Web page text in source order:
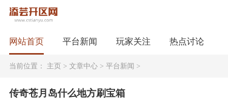
网站首页 平台新闻 玩家关注 热点讨论
当前位置： 主页> 文章中心> 平台新闻 >
传奇苍月岛什么地方刷宝箱